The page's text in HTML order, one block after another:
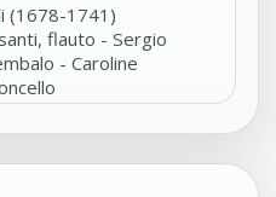
(1678-1741)
flauto - Sergio
- Caroline
bemolle Magg. No.2